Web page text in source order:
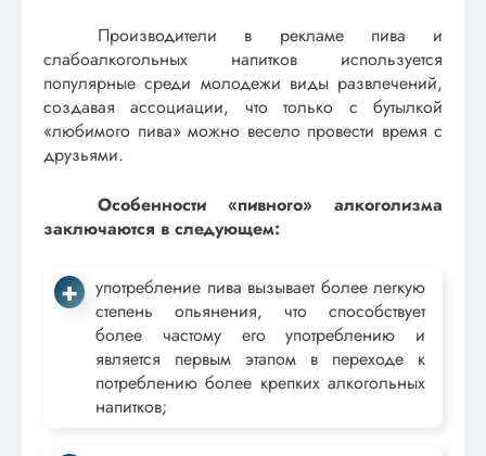
Производители в рекламе пива и
слабоалкогольных напитков используется
популярные среди молодежи виды развлечений,
создавая ассоциации, что только с бутылкой
«любимого пива» можно весело провести время с
друзьями.
Особенности «пивного» алкоголизма
заключаются в следующем:
употребление пива вызывает более легкую
степень опьянения, что способствует
более частому его употреблению и
является первым этапом в переходе к
потреблению более крепких алкогольных
напитков;